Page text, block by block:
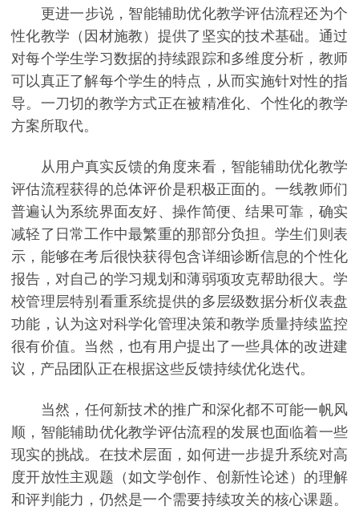
更进一步说，智能辅助优化教学评估流程还为个
性化教学（因材施教）提供了坚实的技术基础。通过
对每个学生学习数据的持续跟踪和多维度分析，教师
可以真正了解每个学生的特点，从而实施针对性的指
导。一刀切的教学方式正在被精准化、个性化的教学
方案所取代。
从用户真实反馈的角度来看，智能辅助优化教学
评估流程获得的总体评价是积极正面的。一线教师们
普遍认为系统界面友好、操作简便、结果可靠，确实
减轻了日常工作中最繁重的那部分负担。学生们则表
示，能够在考后很快获得包含详细诊断信息的个性化
报告，对自己的学习规划和薄弱项攻克帮助很大。学
校管理层特别看重系统提供的多层级数据分析仪表盘
功能，认为这对科学化管理决策和教学质量持续监控
很有价值。当然，也有用户提出了一些具体的改进建
议，产品团队正在根据这些反馈持续优化迭代。
当然，任何新技术的推广和深化都不可能一帆风
顺，智能辅助优化教学评估流程的发展也面临着一些
现实的挑战。在技术层面，如何进一步提升系统对高
度开放性主观题（如文学创作、创新性论述）的理解
和评判能力，仍然是一个需要持续攻关的核心课题。